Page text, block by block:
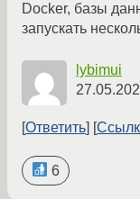
Docker, базы
запускать
lybimui
Ответить
6